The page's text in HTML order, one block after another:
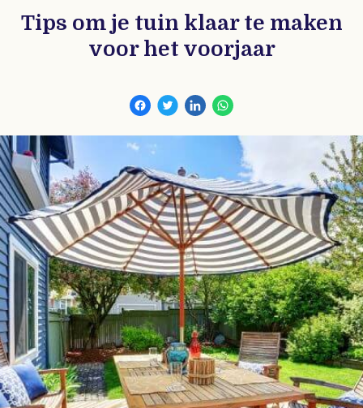
Tips om je tuin klaar te maken
voor het voorjaar